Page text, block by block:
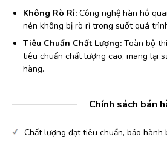
Không Rò Rỉ: Công nghệ hàn hồ
nén không bị rò rỉ trong suốt quá
Tiêu Chuẩn Chất Lượng: Toàn bộ
tiêu chuẩn chất lượng cao, mang lại
hàng.
Chính sách bán
Chất lượng đạt tiêu chuẩn, bảo hành